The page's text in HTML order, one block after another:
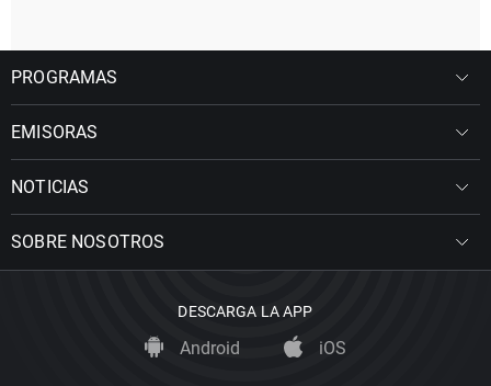
PROGRAMAS
EMISORAS
NOTICIAS
SOBRE NOSOTROS
DESCARGA LA APP
Android iOS